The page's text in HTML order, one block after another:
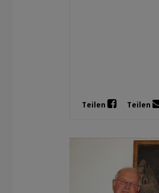
Teilen Teilen